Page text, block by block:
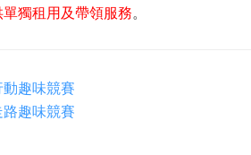
單獨租用及帶領服務。
動趣味競賽
路趣味競賽